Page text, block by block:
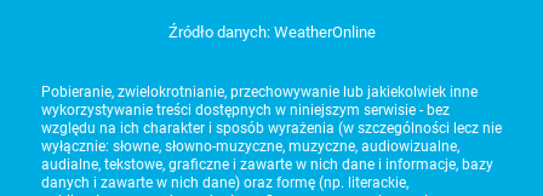
Źródło danych: WeatherOnline
Pobieranie, zwielokrotnianie, przechowywanie lub jakiekolwiek inne
wykorzystywanie treści dostępnych w niniejszym serwisie - bez
względu na ich charakter i sposób wyrażenia (w szczególności lecz nie
wyłącznie: słowne, słowno-muzyczne, muzyczne, audiowizualne,
audialne, tekstowe, graficzne i zawarte w nich dane i informacje, bazy
danych i zawarte w nich dane) oraz formę (np. literackie,